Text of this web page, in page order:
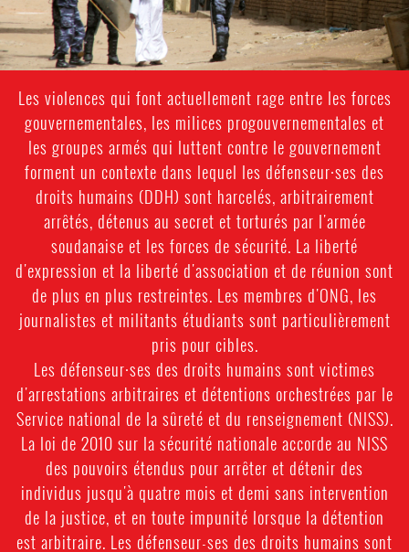
Les violences qui font actuellement rage entre les forces
gouvernementales, les milices progouvernementales et
les groupes armés qui luttent contre le gouvernement
forment un contexte dans lequel les défenseur·ses des
droits humains (DDH) sont harcelés, arbitrairement
arrêtés, détenus au secret et torturés par l'armée
soudanaise et les forces de sécurité. La liberté
d'expression et la liberté d'association et de réunion sont
de plus en plus restreintes. Les membres d'ONG, les
journalistes et militants étudiants sont particulièrement
pris pour cibles.
Les défenseur·ses des droits humains sont victimes
d'arrestations arbitraires et détentions orchestrées par le
Service national de la sûreté et du renseignement (NISS).
La loi de 2010 sur la sécurité nationale accorde au NISS
des pouvoirs étendus pour arrêter et détenir des
individus jusqu'à quatre mois et demi sans intervention
de la justice, et en toute impunité lorsque la détention
est arbitraire. Les défenseur-ses des droits humains sont